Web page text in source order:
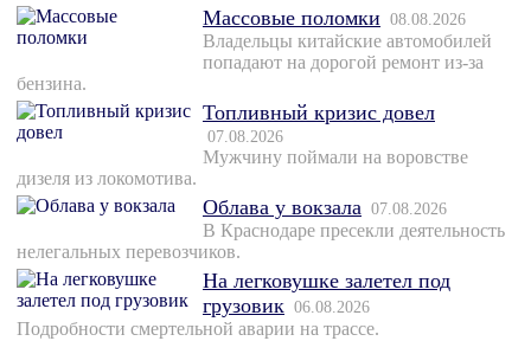
Массовые поломки 08.08.2026
Владельцы китайские автомобилей
попадают на дорогой ремонт из-за
бензина.
Топливный кризис довел
07.08.2026
Мужчину поймали на воровстве
дизеля из локомотива.
Облава у вокзала 07.08.2026
В Краснодаре пресекли деятельность
нелегальных перевозчиков.
На легковушке залетел под
грузовик 06.08.2026
Подробности смертельной аварии на трассе.